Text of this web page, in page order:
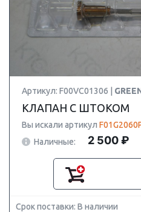
Артикул: F00VC01306 |
КЛАПАН С ШТОКОМ
Вы искали артикул
Наличные:
2 500 ₽
Срок поставки: В наличии